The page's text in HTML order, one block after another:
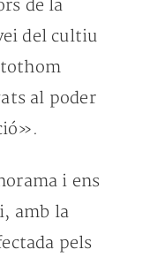
de la
del cultiu
tothom
al poder
i ens
amb la
pels